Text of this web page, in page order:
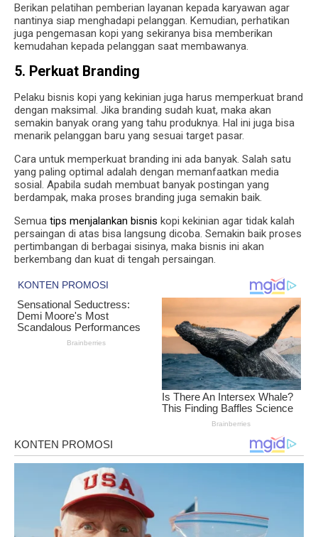
Berikan pelatihan pemberian layanan kepada karyawan agar
nantinya siap menghadapi pelanggan. Kemudian, perhatikan
juga pengemasan kopi yang sekiranya bisa memberikan
kemudahan kepada pelanggan saat membawanya.
5. Perkuat Branding
Pelaku bisnis kopi yang kekinian juga harus memperkuat brand
dengan maksimal. Jika branding sudah kuat, maka akan
semakin banyak orang yang tahu produknya. Hal ini juga bisa
menarik pelanggan baru yang sesuai target pasar.
Cara untuk memperkuat branding ini ada banyak. Salah satu
yang paling optimal adalah dengan memanfaatkan media
sosial. Apabila sudah membuat banyak postingan yang
berdampak, maka proses branding juga semakin baik.
Semua tips menjalankan bisnis kopi kekinian agar tidak kalah
persaingan di atas bisa langsung dicoba. Semakin baik proses
pertimbangan di berbagai sisinya, maka bisnis ini akan
berkembang dan kuat di tengah persaingan.